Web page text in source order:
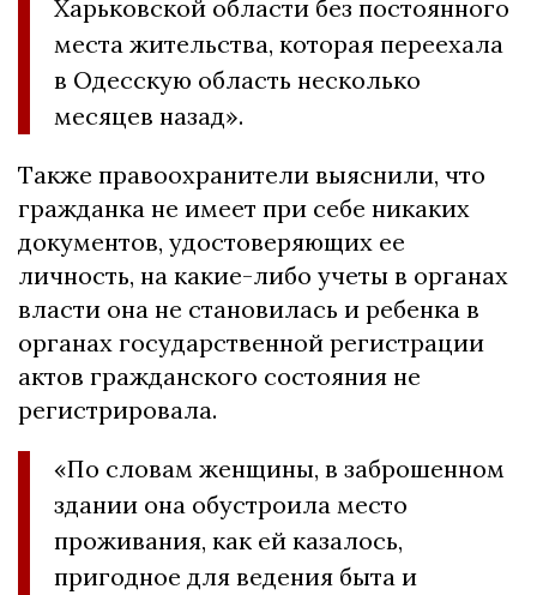
Харьковской области без постоянного
места жительства, которая переехала
в Одесскую область несколько
месяцев назад».
Также правоохранители выяснили, что
гражданка не имеет при себе никаких
документов, удостоверяющих ее
личность, на какие-либо учеты в органах
власти она не становилась и ребенка в
органах государственной регистрации
актов гражданского состояния не
регистрировала.
«По словам женщины, в заброшенном
здании она обустроила место
проживания, как ей казалось,
пригодное для ведения быта и